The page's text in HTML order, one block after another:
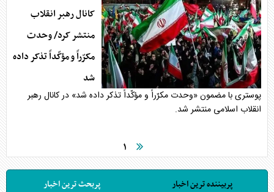
کانال رهبر انقلاب
منتشر کرد/ وحدت
مکرّراً و مؤکّداً تذکر داده
شد
پوستری با مضمون «وحدت مکرّراً و مؤکّداً تذکر داده شد» در کانال رهبر
انقلاب اسلامی منتشر شد.
۱
پربیننده ترین اخبار پربحث ترین اخبار